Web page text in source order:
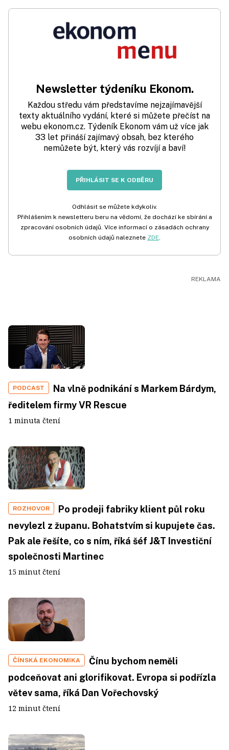
Newsletter týdeníku Ekonom.
Každou středu vám představíme nejzajímavější
texty aktuálního vydání, které si můžete přečíst na
webu ekonom.cz. Týdeník Ekonom vám už více jak
33 let přináší zajímavý obsah, bez kterého
nemůžete být, který vás rozvíjí a baví!
PŘIHLÁSIT SE K ODBĚRU
Odhlásit se můžete kdykoliv.
Přihlášením k newsletteru beru na vědomí, že dochází ke sbírání a
zpracování osobních údajů. Více informací o zásadách ochrany
osobních údajů naleznete ZDE.
PODCAST
Na vlně podnikání s Markem Bárdym,
ředitelem firmy VR Rescue
1 minuta čtení
ROZHOVOR
Po prodeji fabriky klient půl roku
nevylezl z županu. Bohatstvím si kupujete čas.
Pak ale řešíte, co s ním, říká šéf J&T Investiční
společnosti Martinec
15 minut čtení
ČÍNSKÁ EKONOMIKA
Čínu bychom neměli
podceňovat ani glorifikovat. Evropa si podřízla
větev sama, říká Dan Vořechovský
12 minut čtení